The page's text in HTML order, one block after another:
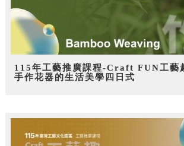
115年工藝推廣課程-Craft FUN工藝
手作花器的生活美學四日式